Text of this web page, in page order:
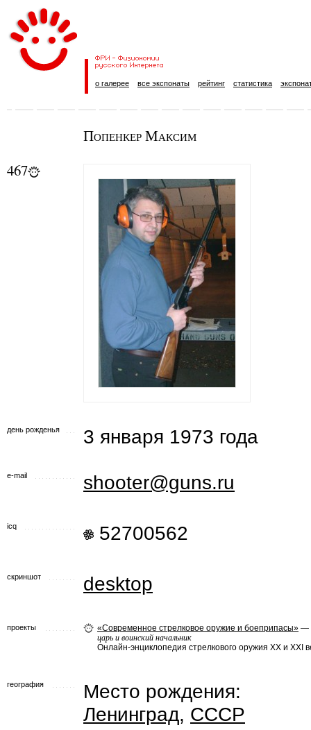
о галерее все экспонаты рейтинг статистика
Попенкер Максим
467
день рожденья 3 января 1973 года
e-mail shooter@guns.ru
icq 52700562
скриншот desktop
проекты «Современное стрелковое оружие и боеприпасы» —
царь и воинский начальник
Онлайн-энциклопедия стрелкового оружия ХХ и ХХI
география
Место рождения:
Ленинград, СССР